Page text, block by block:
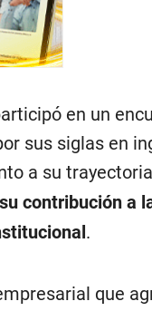
en un
sus siglas en
a su
contribución a
.
que